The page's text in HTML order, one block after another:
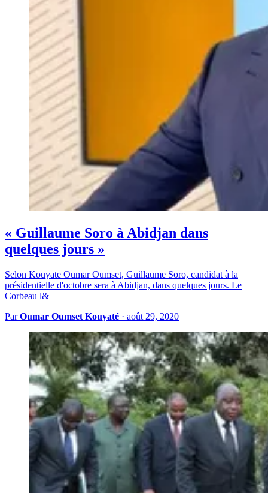
« Guillaume Soro à Abidjan dans
quelques jours »
Selon Kouyate Oumar Oumset, Guillaume Soro, candidat à la
présidentielle d'octobre sera à Abidjan, dans quelques jours. Le
Corbeau l&
ParOumar Oumset Kouyaté · août 29, 2020